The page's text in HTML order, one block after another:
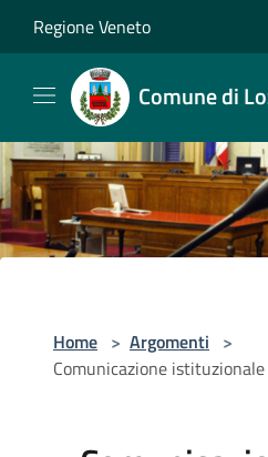
Regione Veneto
Comune di
Home > Argomenti >
Comunicazione istituzionale